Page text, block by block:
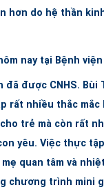
hơn do hệ thần
nay tại Bệnh
đã được CNHS. Bùi
rất nhiều thắc mắc
trẻ mà còn rất
yêu. Việc thực
quan tâm và
chương trình mini